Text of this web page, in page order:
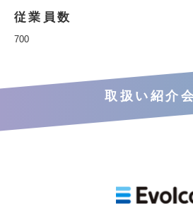
従業員数
700
取扱い紹介